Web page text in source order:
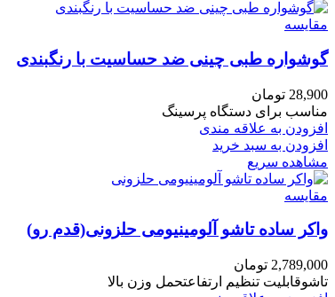
مقایسه
گوشواره طبی چینی ضد حساسیت با رنگبندی
28,900 تومان
مناسب برای دستگاه پرسینگ
افزودن به علاقه مندی
افزودن به سبد خرید
مشاهده سریع
مقایسه
واکر ساده تاشو آلومینیومی حلزونی(قدم رو)
2,789,000 تومان
تاشوقابلیت تنظیم ارتفاعتحمل وزن بالا